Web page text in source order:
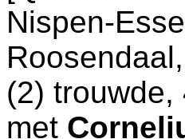
Nispen-
Roosendaal
(2)
met